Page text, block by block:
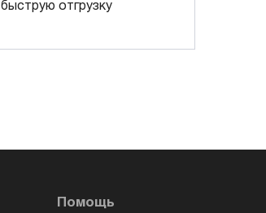
быструю отгрузку
Помощь